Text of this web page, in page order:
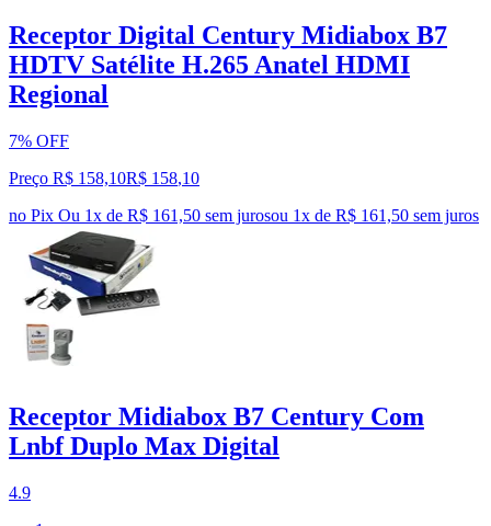
Receptor Digital Century Midiabox B7
HDTV Satélite H.265 Anatel HDMI
Regional
7% OFF
Preço R$ 158,10R$ 158,10
no Pix Ou 1x de R$ 161,50 sem jurosou 1x de R$ 161,50 sem juros
Receptor Midiabox B7 Century Com
Lnbf Duplo Max Digital
4.9